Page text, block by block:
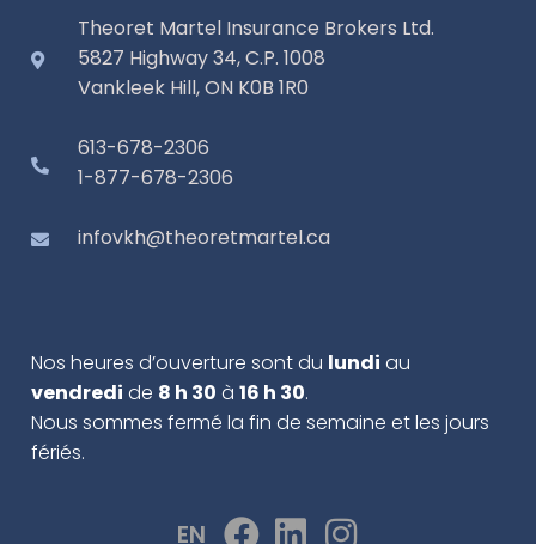
Theoret Martel Insurance Brokers Ltd.
5827 Highway 34, C.P. 1008
Vankleek Hill, ON K0B 1R0
613-678-2306
1-877-678-2306
infovkh@theoretmartel.ca
Nos heures d’ouverture sont du lundi au
vendredi de 8 h 30 à 16 h 30.
Nous sommes fermé la fin de semaine et les jours
fériés.
EN